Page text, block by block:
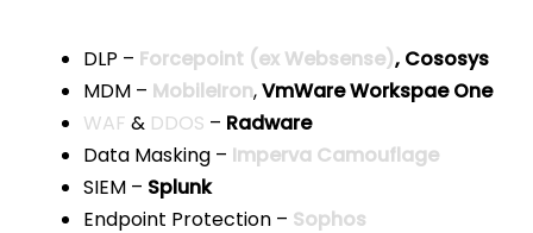
DLP – Forcepoint (ex Websense), Cososys
MDM – MobileIron,VmWare Workspae One
WAF & DDOS – Radware
Data Masking – Imperva Camouflage
SIEM – Splunk
Endpoint Protection – Sophos